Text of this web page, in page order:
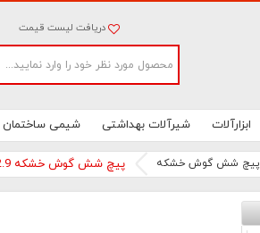
دریافت لیست قیمت
ابزارآلات شیرآلات بهداشتی شیمی ساختمان
پیچ شش گوش خشکه پیچ شش گوش خشکه 12.9